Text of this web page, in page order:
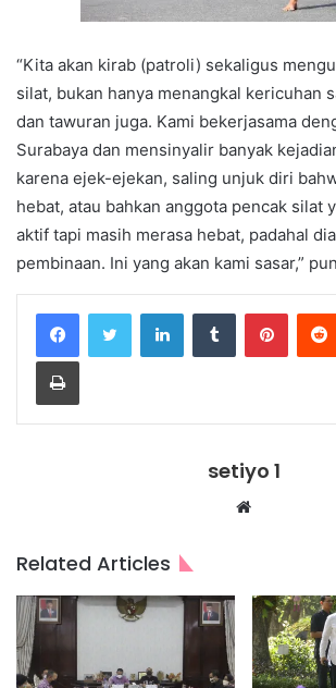
“Kita akan kirab (patroli) sekaligus
silat, bukan hanya menangkal kericuhan
dan tawuran juga. Kami bekerjasama
Surabaya dan mensinyalir banyak
karena ejek-ejekan, saling unjuk diri
hebat, atau bahkan anggota pencak silat
aktif tapi masih merasa hebat, padahal
pembinaan. Ini yang akan kami sasar,”
LinkedInTumblr
Print
setiyo 1
Website
Related Articles